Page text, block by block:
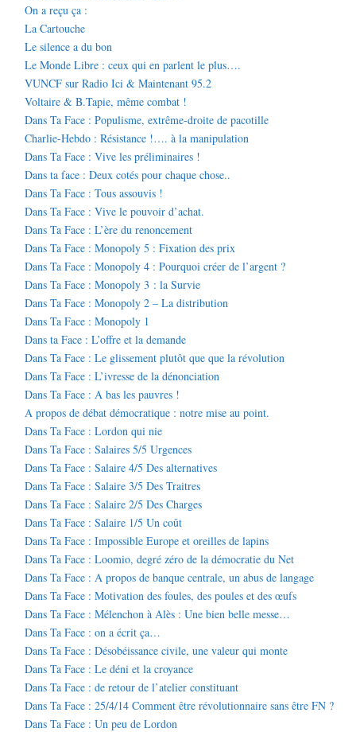
On a reçu ça :
La Cartouche
Le silence a du bon
Le Monde Libre : ceux qui en parlent le plus….
VUNCF sur Radio Ici & Maintenant 95.2
Voltaire & B.Tapie, même combat !
Dans Ta Face : Populisme, extrême-droite de pacotille
Charlie-Hebdo : Résistance !…. à la manipulation
Dans Ta Face : Vive les préliminaires !
Dans ta face : Deux cotés pour chaque chose..
Dans Ta Face : Tous assouvis !
Dans Ta Face : Vive le pouvoir d’achat.
Dans Ta Face : L’ère du renoncement
Dans Ta Face : Monopoly 5 : Fixation des prix
Dans Ta Face : Monopoly 4 : Pourquoi créer de l’argent ?
Dans Ta Face : Monopoly 3 : la Survie
Dans Ta Face : Monopoly 2 – La distribution
Dans Ta Face : Monopoly 1
Dans ta Face : L’offre et la demande
Dans Ta Face : Le glissement plutôt que que la révolution
Dans Ta Face : L’ivresse de la dénonciation
Dans Ta Face : A bas les pauvres !
A propos de débat démocratique : notre mise au point.
Dans Ta Face : Lordon qui nie
Dans Ta Face : Salaires 5/5 Urgences
Dans Ta Face : Salaire 4/5 Des alternatives
Dans Ta Face : Salaire 3/5 Des Traitres
Dans Ta Face : Salaire 2/5 Des Charges
Dans Ta Face : Salaire 1/5 Un coût
Dans Ta Face : Impossible Europe et oreilles de lapins
Dans Ta Face : Loomio, degré zéro de la démocratie du Net
Dans Ta Face : A propos de banque centrale, un abus de langage
Dans Ta Face : Motivation des foules, des poules et des œufs
Dans Ta Face : Mélenchon à Alès : Une bien belle messe…
Dans Ta Face : on a écrit ça…
Dans Ta Face : Désobéissance civile, une valeur qui monte
Dans Ta Face : Le déni et la croyance
Dans Ta Face : de retour de l’atelier constituant
Dans Ta Face : 25/4/14 Comment être révolutionnaire sans être FN ?
Dans Ta Face : Un peu de Lordon